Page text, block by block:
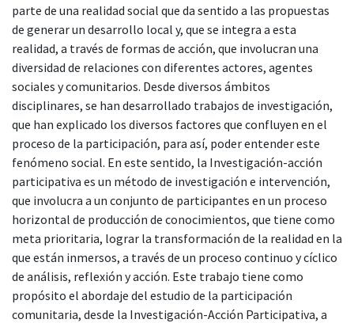
parte de una realidad social que da sentido a las propuestas
de generar un desarrollo local y, que se integra a esta
realidad, a través de formas de acción, que involucran una
diversidad de relaciones con diferentes actores, agentes
sociales y comunitarios. Desde diversos ámbitos
disciplinares, se han desarrollado trabajos de investigación,
que han explicado los diversos factores que confluyen en el
proceso de la participación, para así, poder entender este
fenómeno social. En este sentido, la Investigación-acción
participativa es un método de investigación e intervención,
que involucra a un conjunto de participantes en un proceso
horizontal de producción de conocimientos, que tiene como
meta prioritaria, lograr la transformación de la realidad en la
que están inmersos, a través de un proceso continuo y cíclico
de análisis, reflexión y acción. Este trabajo tiene como
propósito el abordaje del estudio de la participación
comunitaria, desde la Investigación-Acción Participativa, a